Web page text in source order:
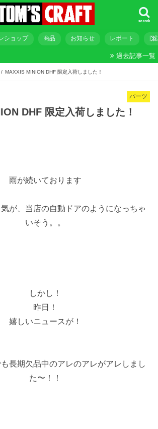
search
ショップ 商品 お知らせ レポート 日
過去記事一覧
MAXXIS MINION DHF 限定入荷しました！
パーツ
DHF 限定入荷しました！
雨が続いております
が、当店の自動ドアのようになっちゃ
いそう。。
しかし！
昨日！
嬉しいニュースが！
長期欠品中のアレのアレがアレしまし
た〜！！